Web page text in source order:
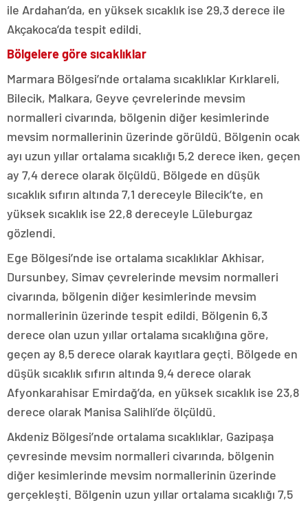
ile Ardahan’da, en yüksek sıcaklık ise 29,3 derece ile
Akçakoca’da tespit edildi.
Bölgelere göre sıcaklıklar
Marmara Bölgesi’nde ortalama sıcaklıklar Kırklareli,
Bilecik, Malkara, Geyve çevrelerinde mevsim
normalleri civarında, bölgenin diğer kesimlerinde
mevsim normallerinin üzerinde görüldü. Bölgenin ocak
ayı uzun yıllar ortalama sıcaklığı 5,2 derece iken, geçen
ay 7,4 derece olarak ölçüldü. Bölgede en düşük
sıcaklık sıfırın altında 7,1 dereceyle Bilecik’te, en
yüksek sıcaklık ise 22,8 dereceyle Lüleburgaz
gözlendi.
Ege Bölgesi’nde ise ortalama sıcaklıklar Akhisar,
Dursunbey, Simav çevrelerinde mevsim normalleri
civarında, bölgenin diğer kesimlerinde mevsim
normallerinin üzerinde tespit edildi. Bölgenin 6,3
derece olan uzun yıllar ortalama sıcaklığına göre,
geçen ay 8,5 derece olarak kayıtlara geçti. Bölgede en
düşük sıcaklık sıfırın altında 9,4 derece olarak
Afyonkarahisar Emirdağ’da, en yüksek sıcaklık ise 23,8
derece olarak Manisa Salihli’de ölçüldü.
Akdeniz Bölgesi’nde ortalama sıcaklıklar, Gazipaşa
çevresinde mevsim normalleri civarında, bölgenin
diğer kesimlerinde mevsim normallerinin üzerinde
gerçekleşti. Bölgenin uzun yıllar ortalama sıcaklığı 7,5